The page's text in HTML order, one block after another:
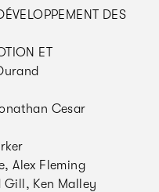
DES
ET
Cesar
Alex Fleming
Gill, Ken Malley